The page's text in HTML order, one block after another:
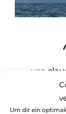
Um dir ein
von
10. August